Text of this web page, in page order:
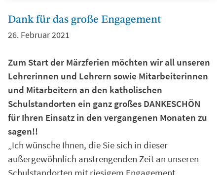
Dank für das große Engagement
26. Februar 2021
Zum Start der Märzferien möchten wir all unseren
Lehrerinnen und Lehrern sowie Mitarbeiterinnen
und Mitarbeitern an den katholischen
Schulstandorten ein ganz großes DANKESCHÖN
für Ihren Einsatz in den vergangenen Monaten zu
sagen!!
„Ich wünsche Ihnen, die Sie sich in dieser
außergewöhnlich anstrengenden Zeit an unseren
Schulstandorten mit riesigem Engagement